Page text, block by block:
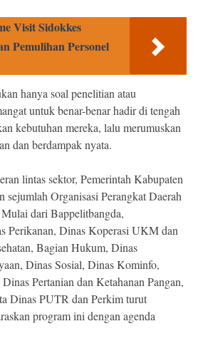
Visit Sidokkes
Pemulihan Personel
hanya soal penelitian atau
untuk benar-benar hadir di tengah
kebutuhan mereka, lalu merumuskan
dan berdampak nyata.
lintas sektor, Pemerintah Kabupaten
sejumlah Organisasi Perangkat Daerah
dari Bappelitbangda,
Perikanan, Dinas Koperasi UKM dan
Bagian Hukum, Dinas
Dinas Sosial, Dinas Kominfo,
Pertanian dan Ketahanan Pangan,
Dinas PUTR dan Perkim turut
program ini dengan agenda